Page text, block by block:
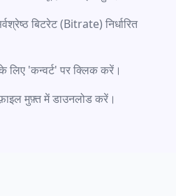
बिटरेट (Bitrate) निर्धारित
लिए 'कन्वर्ट' पर क्लिक करें।
मुफ़्त में डाउनलोड करें।